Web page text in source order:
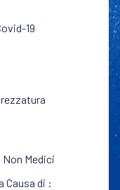
19
Medici
Causa di :